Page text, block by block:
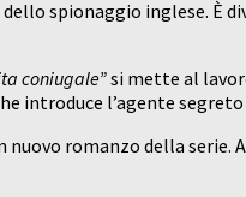
spionaggio inglese. È
coniugale”si mette al
introduce l’agente
romanzo della serie.